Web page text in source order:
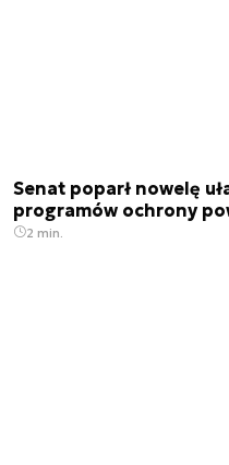
Senat poparł nowelę
programów ochrony
2 min.